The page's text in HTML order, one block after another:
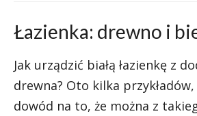
Łazienka: drewno i
Jak urządzić białą łazienkę z
drewna? Oto kilka
dowód na to, że można z